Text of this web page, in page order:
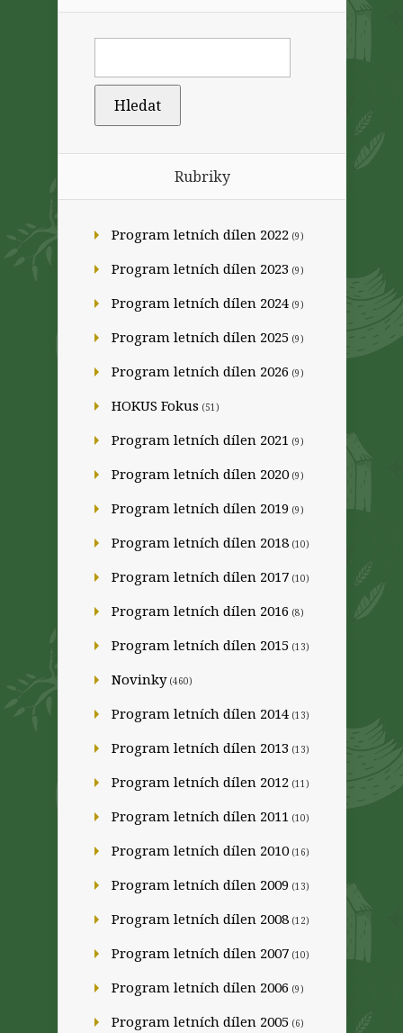
Rubriky
Program letních dílen 2022 (9)
Program letních dílen 2023 (9)
Program letních dílen 2024 (9)
Program letních dílen 2025 (9)
Program letních dílen 2026 (9)
HOKUS Fokus (51)
Program letních dílen 2021 (9)
Program letních dílen 2020 (9)
Program letních dílen 2019 (9)
Program letních dílen 2018 (10)
Program letních dílen 2017 (10)
Program letních dílen 2016 (8)
Program letních dílen 2015 (13)
Novinky(460)
Program letních dílen 2014 (13)
Program letních dílen 2013 (13)
Program letních dílen 2012 (11)
Program letních dílen 2011 (10)
Program letních dílen 2010 (16)
Program letních dílen 2009 (13)
Program letních dílen 2008 (12)
Program letních dílen 2007 (10)
Program letních dílen 2006 (9)
Program letních dílen 2005 (6)